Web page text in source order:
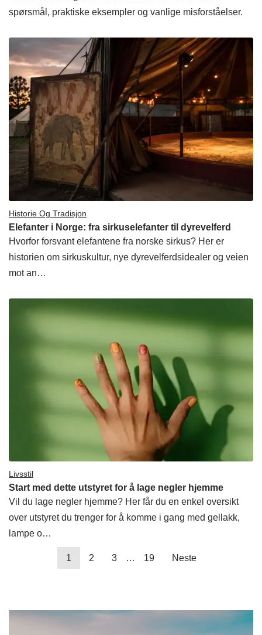
spørsmål, praktiske eksempler og vanlige misforståelser.
Historie Og Tradisjon
Elefanter i Norge: fra sirkuselefanter til dyrevelferd
Hvorfor forsvant elefantene fra norske sirkus? Her er
historien om sirkuskultur, nye dyrevelferdsidealer og veien
mot an…
Livsstil
Start med dette utstyret for å lage negler hjemme
Vil du lage negler hjemme? Her får du en enkel oversikt
over utstyret du trenger for å komme i gang med gellakk,
lampe o…
1 2 3 … 19 Neste